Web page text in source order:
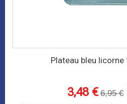
Plateau bleu
3,48 € 6,95 €